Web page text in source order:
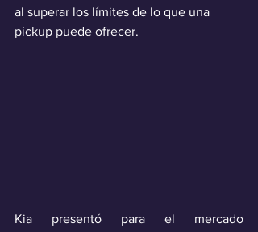
al superar los límites de lo que una
pickup puede ofrecer.
Kia presentó para el mercado